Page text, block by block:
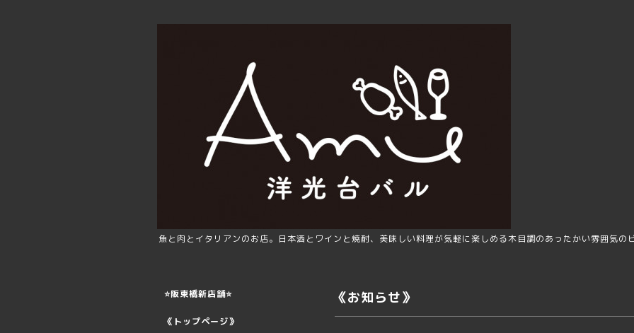
魚と肉とイタリアンのお店。日本酒とワインと焼酎、美味しい料理が気軽に楽しめる木目調のあったかい雰囲気の
《お知らせ》
⭐️阪東橋新店舗⭐️
《トップページ》